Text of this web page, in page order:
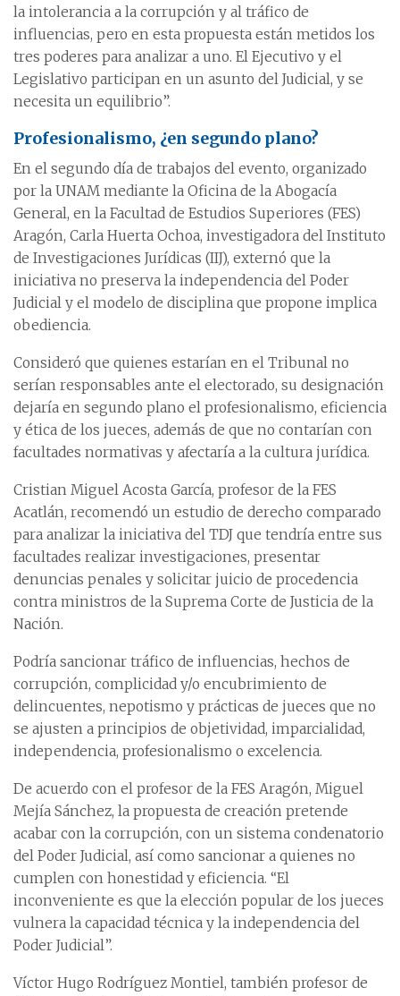
la intolerancia a la corrupción y al tráfico de
influencias, pero en esta propuesta están metidos los
tres poderes para analizar a uno. El Ejecutivo y el
Legislativo participan en un asunto del Judicial, y se
necesita un equilibrio”.
Profesionalismo, ¿en segundo plano?
En el segundo día de trabajos del evento, organizado
por la UNAM mediante la Oficina de la Abogacía
General, en la Facultad de Estudios Superiores (FES)
Aragón, Carla Huerta Ochoa, investigadora del Instituto
de Investigaciones Jurídicas (IIJ), externó que la
iniciativa no preserva la independencia del Poder
Judicial y el modelo de disciplina que propone implica
obediencia.
Consideró que quienes estarían en el Tribunal no
serían responsables ante el electorado, su designación
dejaría en segundo plano el profesionalismo, eficiencia
y ética de los jueces, además de que no contarían con
facultades normativas y afectaría a la cultura jurídica.
Cristian Miguel Acosta García, profesor de la FES
Acatlán, recomendó un estudio de derecho comparado
para analizar la iniciativa del TDJ que tendría entre sus
facultades realizar investigaciones, presentar
denuncias penales y solicitar juicio de procedencia
contra ministros de la Suprema Corte de Justicia de la
Nación.
Podría sancionar tráfico de influencias, hechos de
corrupción, complicidad y/o encubrimiento de
delincuentes, nepotismo y prácticas de jueces que no
se ajusten a principios de objetividad, imparcialidad,
independencia, profesionalismo o excelencia.
De acuerdo con el profesor de la FES Aragón, Miguel
Mejía Sánchez, la propuesta de creación pretende
acabar con la corrupción, con un sistema condenatorio
del Poder Judicial, así como sancionar a quienes no
cumplen con honestidad y eficiencia. “El
inconveniente es que la elección popular de los jueces
vulnera la capacidad técnica y la independencia del
Poder Judicial”.
Víctor Hugo Rodríguez Montiel, también profesor de